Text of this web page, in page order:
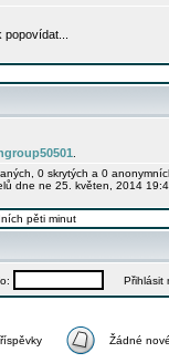
0 skrytých a 0
dne ne 25. květen, 2014
pěti minut
Přihlásit
Žádné